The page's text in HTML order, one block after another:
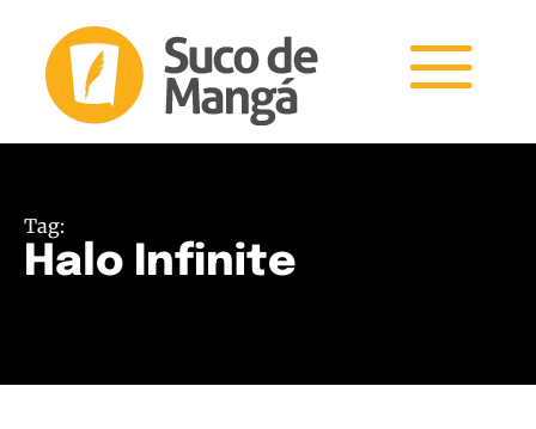
Tag:
Halo Infinite